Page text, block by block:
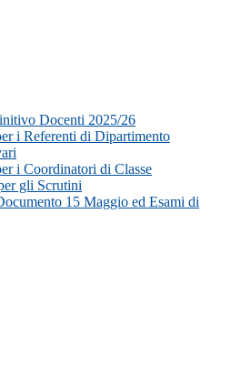
Docenti 2025/26
i Referenti di Dipartimento
i Coordinatori di Classe
gli Scrutini
15 Maggio ed Esami di